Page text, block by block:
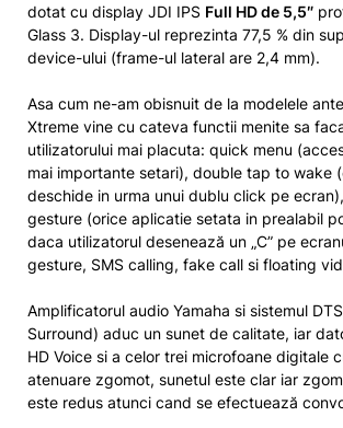
dotat cu display JDI IPS Full HD de 5,5″
Glass 3. Display-ul reprezinta 77,5 % din
device-ului (frame-ul lateral are 2,4 mm).
Asa cum ne-am obisnuit de la modelele
Xtreme vine cu cateva functii menite sa
utilizatorului mai placuta: quick menu
mai importante setari), double tap to wake
deschide in urma unui dublu click pe
gesture (orice aplicatie setata in prealabil
daca utilizatorul desenează un „C” pe
gesture, SMS calling, fake call si floating
Amplificatorul audio Yamaha si sistemul
Surround) aduc un sunet de calitate, iar
HD Voice si a celor trei microfoane digitale
atenuare zgomot, sunetul este clar iar
este redus atunci cand se efectuează